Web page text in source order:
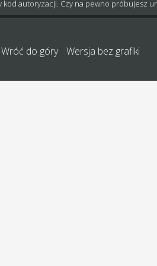
kod autoryzacji. Czy na pewno próbujesz
Wróć do góry Wersja bez grafiki